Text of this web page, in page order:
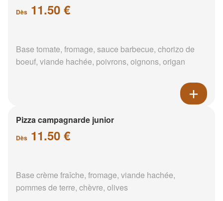
Dès 11.50 €
Base tomate, fromage, sauce barbecue, chorizo de
boeuf, viande hachée, poivrons, oignons, origan
Pizza campagnarde junior
Dès 11.50 €
Base crème fraîche, fromage, viande hachée,
pommes de terre, chèvre, olives